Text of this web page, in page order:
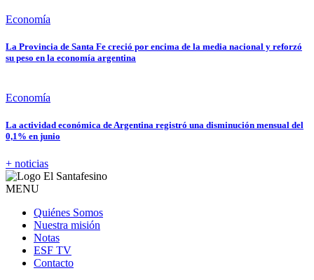
Economía
La Provincia de Santa Fe creció por encima de la media nacional y reforzó
su peso en la economía argentina
Economía
La actividad económica de Argentina registró una disminución mensual del
0,1% en junio
+ noticias
MENU
Quiénes Somos
Nuestra misión
Notas
ESF TV
Contacto